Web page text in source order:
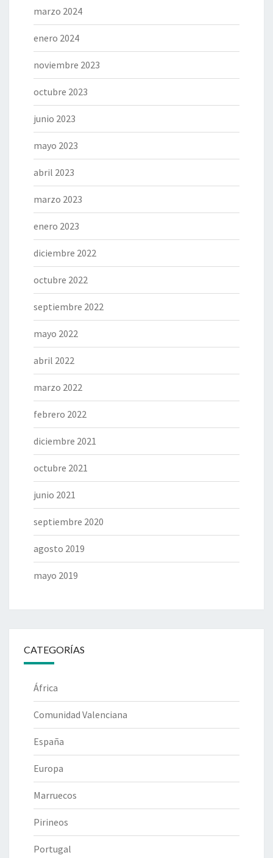
marzo 2024
enero 2024
noviembre 2023
octubre 2023
junio 2023
mayo 2023
abril 2023
marzo 2023
enero 2023
diciembre 2022
octubre 2022
septiembre 2022
mayo 2022
abril 2022
marzo 2022
febrero 2022
diciembre 2021
octubre 2021
junio 2021
septiembre 2020
agosto 2019
mayo 2019
CATEGORÍAS
África
Comunidad Valenciana
España
Europa
Marruecos
Pirineos
Portugal